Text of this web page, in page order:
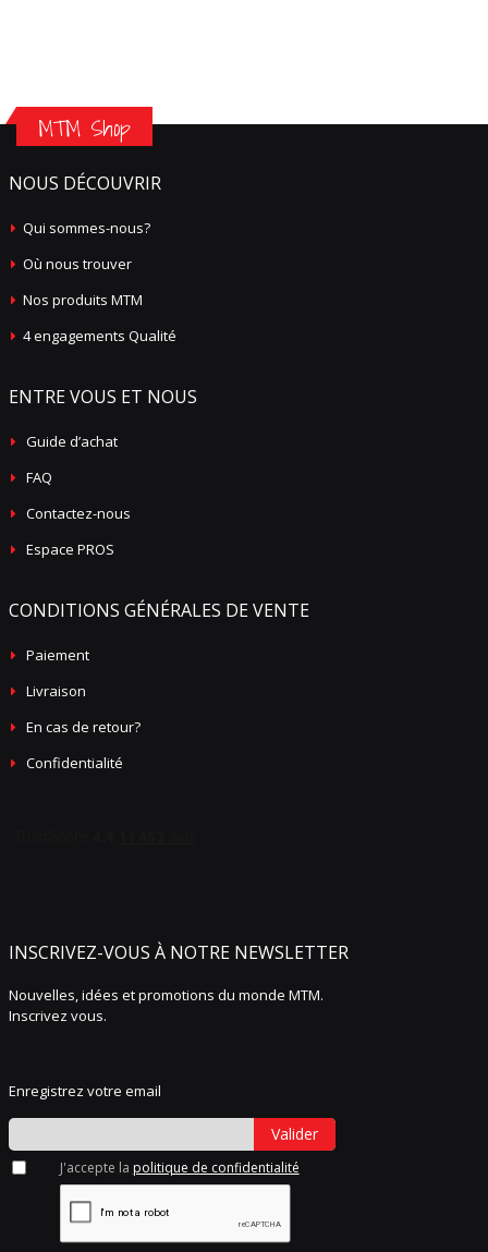
MTM Shop
NOUS DÉCOUVRIR
Qui sommes-nous?
Où nous trouver
Nos produits MTM
4 engagements Qualité
ENTRE VOUS ET NOUS
Guide d’achat
FAQ
Contactez-nous
Espace PROS
CONDITIONS GÉNÉRALES DE VENTE
Paiement
Livraison
En cas de retour?
Confidentialité
INSCRIVEZ-VOUS À NOTRE NEWSLETTER
Nouvelles, idées et promotions du monde MTM.
Inscrivez vous.
Enregistrez votre email
Valider
J'accepte la politique de confidentialité